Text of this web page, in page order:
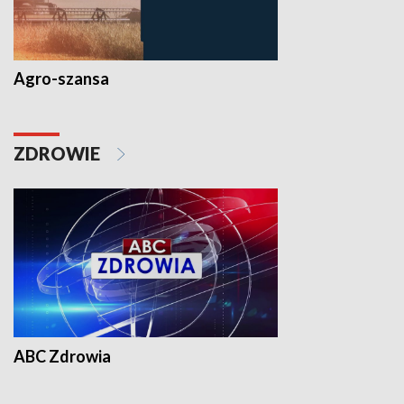
Agro-szansa
ZDROWIE
ABC Zdrowia